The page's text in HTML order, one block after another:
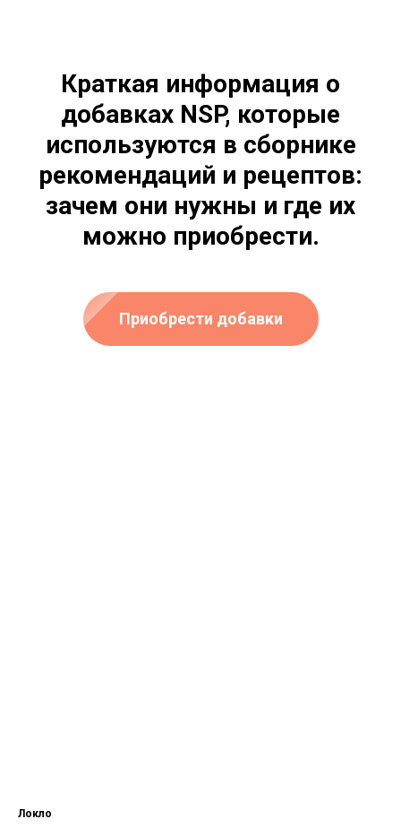
Краткая информация о
добавках NSP, которые
используются в сборнике
рекомендаций и рецептов:
зачем они нужны и где их
можно приобрести.
Приобрести добавки
Локло